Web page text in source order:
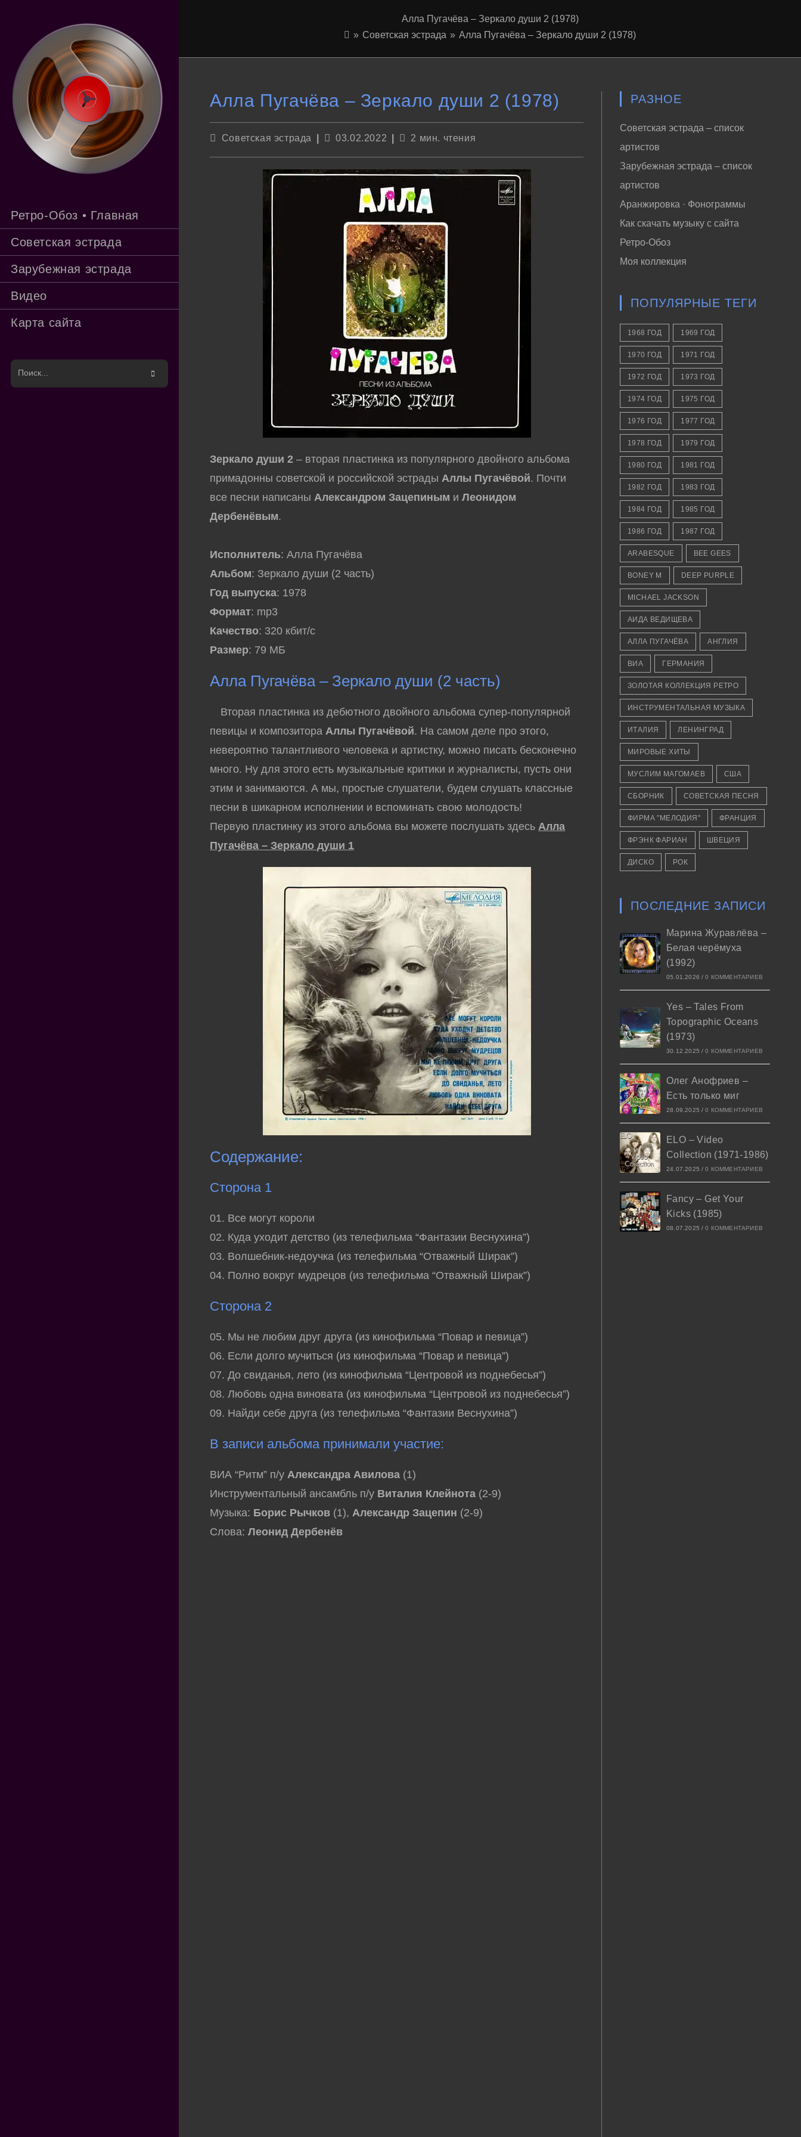
Ретро-Обоз • Главная
Советская эстрада
Зарубежная эстрада
Видео
Карта сайта
Алла Пугачёва – Зеркало души 2 (1978)
» Советская эстрада » Алла Пугачёва – Зеркало души 2 (1978)
Алла Пугачёва – Зеркало души 2 (1978)
Рубрика
Советская эстрада
Запись
03.02.2022
Время
2 мин. чтения
Зеркало души 2 – вторая пластинка из популярного двойного альбома
примадонны советской и российской эстрадыАллы Пугачёвой. Почти
все песни написаныАлександром Зацепиным иЛеонидом
Дербенёвым.
Исполнитель: Алла Пугачёва
Альбом: Зеркало души (2 часть)
Год выпуска: 1978
Формат: mp3
Качество: 320 кбит/с
Размер: 79 МБ
Алла Пугачёва – Зеркало души (2 часть)
Вторая пластинка из дебютного двойного альбома супер-популярной
певицы и композитораАллы Пугачёвой. На самом деле про этого,
невероятно талантливого человека и артистку, можно писать бесконечно
много. Ну для этого есть музыкальные критики и журналисты, пусть они
этим и занимаются. А мы, простые слушатели, будем слушать классные
песни в шикарном исполнении и вспоминать свою молодость!
Первую пластинку из этого альбома вы можете послушать здесьАлла
Пугачёва – Зеркало души 1
Содержание:
Сторона 1
01. Все могут короли
02. Куда уходит детство (из телефильма “Фантазии Веснухина”)
03. Волшебник-недоучка (из телефильма “Отважный Ширак”)
04. Полно вокруг мудрецов (из телефильма “Отважный Ширак”)
Сторона 2
05. Мы не любим друг друга (из кинофильма “Повар и певица”)
06. Если долго мучиться (из кинофильма “Повар и певица”)
07. До свиданья, лето (из кинофильма “Центровой из поднебесья”)
08. Любовь одна виновата (из кинофильма “Центровой из поднебесья”)
09. Найди себе друга (из телефильма “Фантазии Веснухина”)
В записи альбома принимали участие:
ВИА “Ритм” п/уАлександра Авилова (1)
Инструментальный ансамбль п/у Виталия Клейнота (2-9)
Музыка: Борис Рычков (1),Александр Зацепин (2-9)
Слова:Леонид Дербенёв
РАЗНОЕ
Советская эстрада – список
артистов
Зарубежная эстрада – список
артистов
Аранжировка · Фонограммы
Как скачать музыку с сайта
Ретро-Обоз
Моя коллекция
ПОПУЛЯРНЫЕ ТЕГИ
1968 ГОД 1969 ГОД
1970 ГОД 1971 ГОД
1972 ГОД 1973 ГОД
1974 ГОД 1975 ГОД
1976 ГОД 1977 ГОД
1978 ГОД 1979 ГОД
1980 ГОД 1981 ГОД
1982 ГОД 1983 ГОД
1984 ГОД 1985 ГОД
1986 ГОД 1987 ГОД
ARABESQUE BEE GEES
BONEY M DEEP PURPLE
MICHAEL JACKSON
АИДА ВЕДИЩЕВА
АЛЛА ПУГАЧЁВА АНГЛИЯ
ВИА ГЕРМАНИЯ
ЗОЛОТАЯ КОЛЛЕКЦИЯ РЕТРО
ИНСТРУМЕНТАЛЬНАЯ МУЗЫКА
ИТАЛИЯ ЛЕНИНГРАД
МИРОВЫЕ ХИТЫ
МУСЛИМ МАГОМАЕВ США
СБОРНИК СОВЕТСКАЯ ПЕСНЯ
ФИРМА "МЕЛОДИЯ" ФРАНЦИЯ
ФРЭНК ФАРИАН ШВЕЦИЯ
ДИСКО РОК
ПОСЛЕДНИЕ ЗАПИСИ
Марина Журавлёва –
Белая черёмуха
(1992)
05.01.2026 / 0 КОММЕНТАРИЕВ
Yes – Tales From
Topographic Oceans
(1973)
30.12.2025 / 0 КОММЕНТАРИЕВ
Олег Анофриев –
Есть только миг
28.09.2025 / 0 КОММЕНТАРИЕВ
ELO – Video
Collection (1971-1986)
24.07.2025 / 0 КОММЕНТАРИЕВ
Fancy – Get Your
Kicks (1985)
08.07.2025 / 0 КОММЕНТАРИЕВ